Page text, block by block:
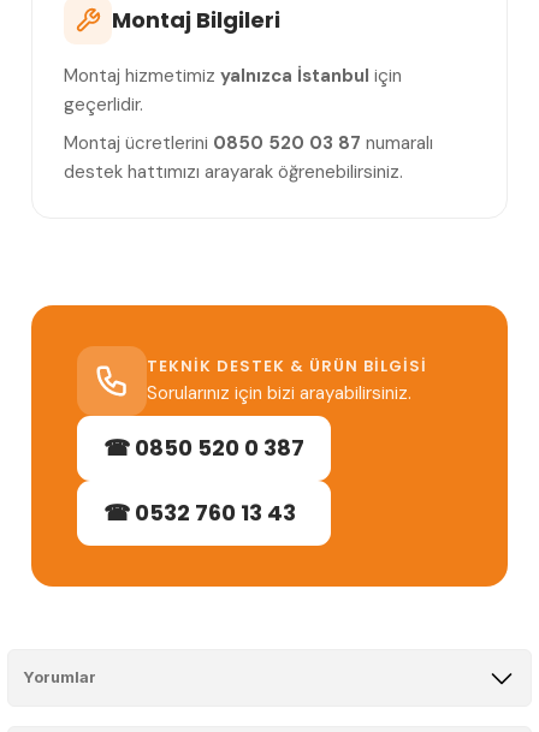
Montaj Bilgileri
Montaj hizmetimiz yalnızca İstanbul için
geçerlidir.
Montaj ücretlerini 0850 520 03 87 numaralı
destek hattımızı arayarak öğrenebilirsiniz.
TEKNIK DESTEK & ÜRÜN BILGISI
Sorularınız için bizi arayabilirsiniz.
☎ 0850 520 0 387
☎ 0532 760 13 43
Yorumlar